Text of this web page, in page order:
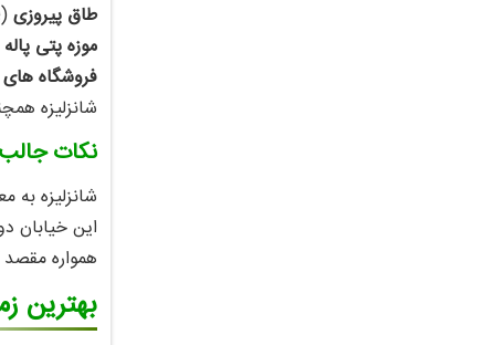
طاق پیروزی(Arc de Triomphe): یکی از نمادهای اصلی همین خیابان است که در انتهای غربی شانزلیزه قرار دارد.
موزه پتی
فروشگاه‌
شانزلیزه
نکات جالب
شانزلیزه به
این خیابان
همواره
بهترین